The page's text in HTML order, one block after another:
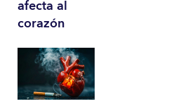
afecta al
corazón